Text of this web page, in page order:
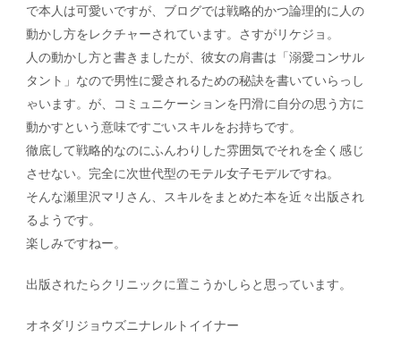
で本人は可愛いですが、ブログでは戦略的かつ論理的に人の
動かし方をレクチャーされています。さすがリケジョ。
人の動かし方と書きましたが、彼女の肩書は「溺愛コンサル
タント」なので男性に愛されるための秘訣を書いていらっし
ゃいます。が、コミュニケーションを円滑に自分の思う方に
動かすという意味ですごいスキルをお持ちです。
徹底して戦略的なのにふんわりした雰囲気でそれを全く感じ
させない。完全に次世代型のモテル女子モデルですね。
そんな瀬里沢マリさん、スキルをまとめた本を近々出版され
るようです。
楽しみですねー。
出版されたらクリニックに置こうかしらと思っています。
オネダリジョウズニナレルトイイナー